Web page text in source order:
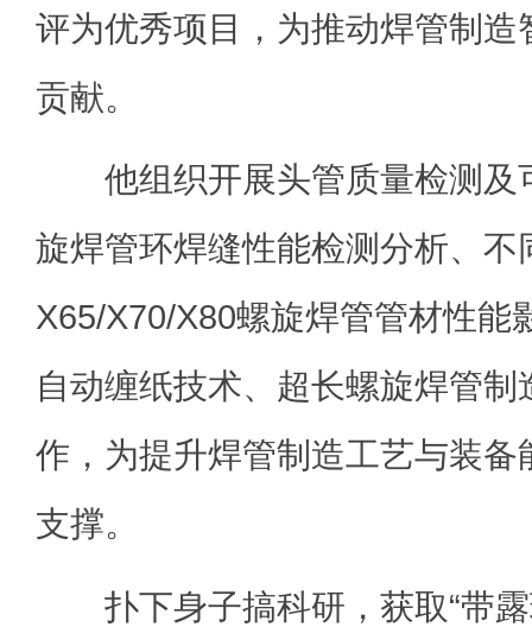
评为优秀项目，为推动焊管制造
贡献。
他组织开展头管质量检测及
旋焊管环焊缝性能检测分析、不
X65/X70/X80螺旋焊管管材性能
自动缠纸技术、超长螺旋焊管
作，为提升焊管制造工艺与装备
支撑。
扑下身子搞科研，获取“带露